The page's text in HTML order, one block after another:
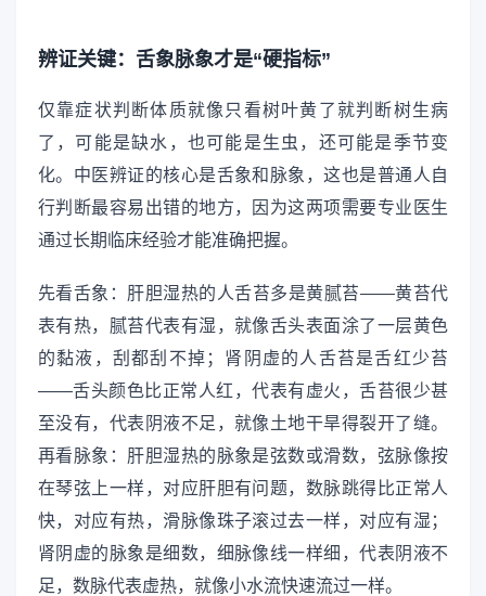
辨证关键：舌象脉象才是“硬指标”
仅靠症状判断体质就像只看树叶黄了就判断树生病
了，可能是缺水，也可能是生虫，还可能是季节变
化。中医辨证的核心是舌象和脉象，这也是普通人自
行判断最容易出错的地方，因为这两项需要专业医生
通过长期临床经验才能准确把握。
先看舌象：肝胆湿热的人舌苔多是黄腻苔——黄苔代
表有热，腻苔代表有湿，就像舌头表面涂了一层黄色
的黏液，刮都刮不掉；肾阴虚的人舌苔是舌红少苔
——舌头颜色比正常人红，代表有虚火，舌苔很少甚
至没有，代表阴液不足，就像土地干旱得裂开了缝。
再看脉象：肝胆湿热的脉象是弦数或滑数，弦脉像按
在琴弦上一样，对应肝胆有问题，数脉跳得比正常人
快，对应有热，滑脉像珠子滚过去一样，对应有湿；
肾阴虚的脉象是细数，细脉像线一样细，代表阴液不
足，数脉代表虚热，就像小水流快速流过一样。